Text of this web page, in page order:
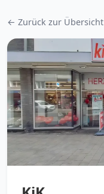
← Zurück zur Übersicht